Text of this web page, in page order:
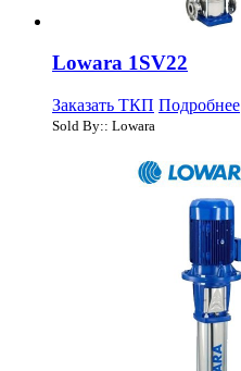
Lowara 1SV22
Заказать ТКП Подробнее
Sold By:: Lowara